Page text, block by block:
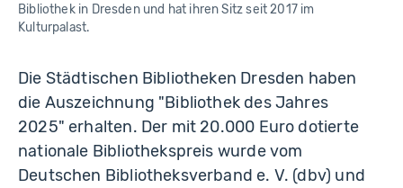
Bibliothek in Dresden und hat ihren Sitz seit 2017 im
Kulturpalast.
Die Städtischen Bibliotheken Dresden haben
die Auszeichnung "Bibliothek des Jahres
2025" erhalten. Der mit 20.000 Euro dotierte
nationale Bibliothekspreis wurde vom
Deutschen Bibliotheksverband e. V. (dbv) und